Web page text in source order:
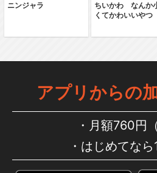
ミュ
ミュ
嚴島
ニンジャラ
ちいかわ なんか
くてかわいいやつ
アプリからの
月額760円
はじめてな